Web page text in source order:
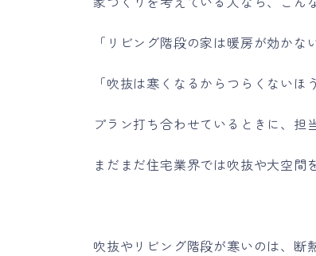
新
時
:
「リビング階段の家は暖房が効かな
「吹抜は寒くなるからつらくないほ
プラン打ち合わせているときに、担
まだまだ住宅業界では吹抜や大空間
吹抜やリビング階段が寒いのは、断